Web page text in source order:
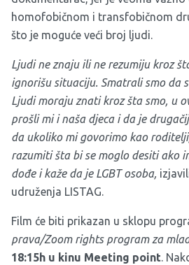
homofobičnom i transfobičnom
što je moguće veći broj ljudi.
Ljudi ne znaju ili ne rezumiju kroz
ignorišu situaciju. Smatrali smo da
Ljudi moraju znati kroz šta smo, u
prošli mi i naša djeca i da je
da ukoliko mi govorimo kao
razumiti šta bi se moglo desiti ako
dođe i kaže da je LGBT osoba,
udruženja LISTAG.
Film će biti prikazan u sklopu
prava/Zoom rights program za
18:15h u kinu Meeting point.